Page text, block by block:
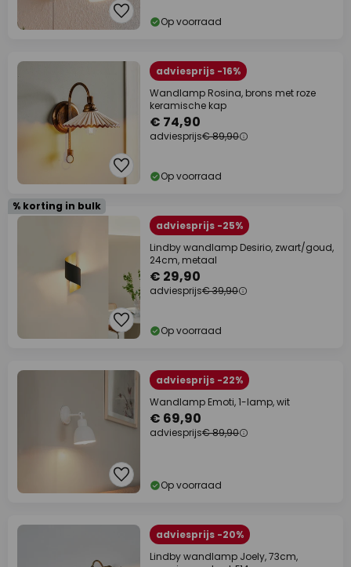
Op voorraad
adviesprijs -16%
Wandlamp Rosina, brons met roze
keramische kap
€ 74,90
adviesprijs€ 89,90
Op voorraad
% korting in bulk
adviesprijs -25%
Lindby wandlamp Desirio, zwart/goud,
24cm, metaal
€ 29,90
adviesprijs€ 39,90
Op voorraad
adviesprijs -22%
Wandlamp Emoti, 1-lamp, wit
€ 69,90
adviesprijs€ 89,90
Op voorraad
adviesprijs -20%
Lindby wandlamp Joely, 73cm,